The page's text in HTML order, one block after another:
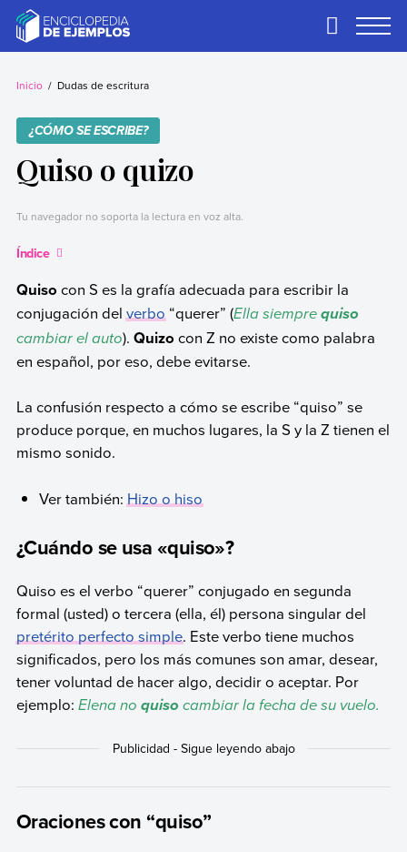
contentEjemplos
Necesitas ejemplos.
Primary
Inicio Dudas de escritura
¿CÓMO SE ESCRIBE?
Quiso o quizo
Tu navegador no soporta la lectura en voz alta.
Índice
Quiso con S es la grafía adecuada para escribir la
conjugación delverbo“querer” (Ella siempre quiso
cambiar el auto). Quizo con Z no existe como palabra
en español, por eso, debe evitarse.
La confusión respecto a cómo se escribe “quiso” se
produce porque, en muchos lugares, la S y la Z tienen el
mismo sonido.
Ver también:Hizo o hiso
¿Cuándo se usa «quiso»?
Quiso es el verbo “querer” conjugado en segunda
formal (usted) o tercera (ella, él) persona singular del
pretérito perfecto simple. Este verbo tiene muchos
significados, pero los más comunes son amar, desear,
tener voluntad de hacer algo, decidir o aceptar. Por
ejemplo: Elena no quiso cambiar la fecha de su vuelo.
Oraciones con “quiso”